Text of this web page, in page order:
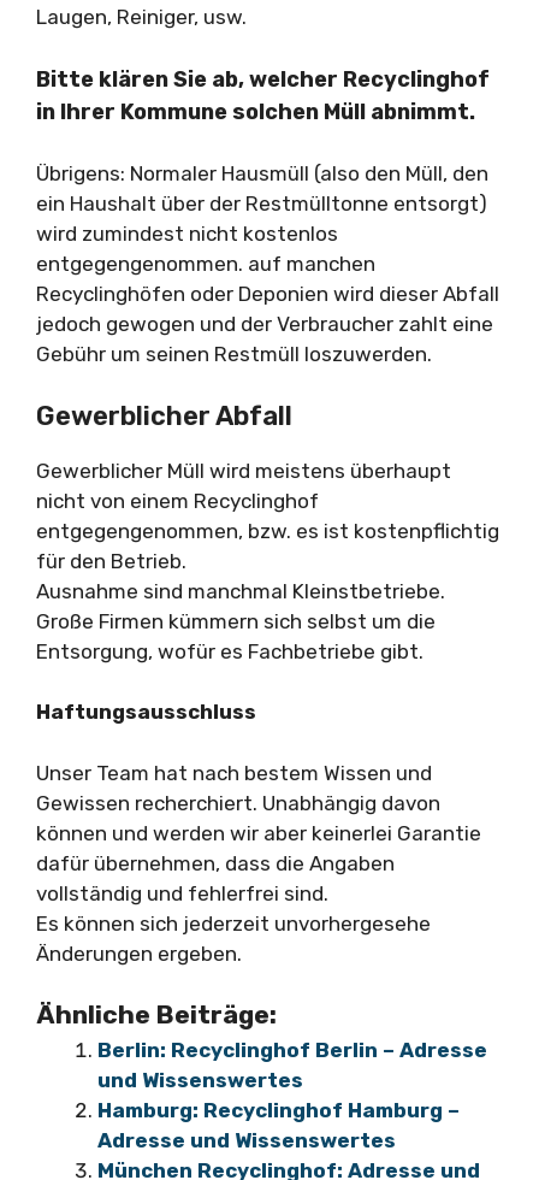
Laugen, Reiniger, usw.
Bitte klären Sie ab, welcher Recyclinghof
in Ihrer Kommune solchen Müll abnimmt.
Übrigens: Normaler Hausmüll (also den Müll, den
ein Haushalt über der Restmülltonne entsorgt)
wird zumindest nicht kostenlos
entgegengenommen. auf manchen
Recyclinghöfen oder Deponien wird dieser Abfall
jedoch gewogen und der Verbraucher zahlt eine
Gebühr um seinen Restmüll loszuwerden.
Gewerblicher Abfall
Gewerblicher Müll wird meistens überhaupt
nicht von einem Recyclinghof
entgegengenommen, bzw. es ist kostenpflichtig
für den Betrieb.
Ausnahme sind manchmal Kleinstbetriebe.
Große Firmen kümmern sich selbst um die
Entsorgung, wofür es Fachbetriebe gibt.
Haftungsausschluss
Unser Team hat nach bestem Wissen und
Gewissen recherchiert. Unabhängig davon
können und werden wir aber keinerlei Garantie
dafür übernehmen, dass die Angaben
vollständig und fehlerfrei sind.
Es können sich jederzeit unvorhergesehe
Änderungen ergeben.
Ähnliche Beiträge:
Berlin: Recyclinghof Berlin – Adresse
und Wissenswertes
Hamburg: Recyclinghof Hamburg –
Adresse und Wissenswertes
München Recyclinghof: Adresse und